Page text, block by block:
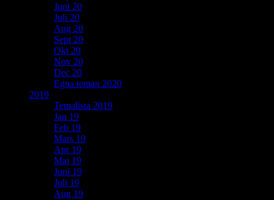
Juni 20
Juli 20
Aug 20
Sept 20
Okt 20
Nov 20
Dec 20
Egna teman 2020
2019
Temalista 2019
Jan 19
Feb 19
Mars 19
Apr 19
Maj 19
Juni 19
Juli 19
Aug 19